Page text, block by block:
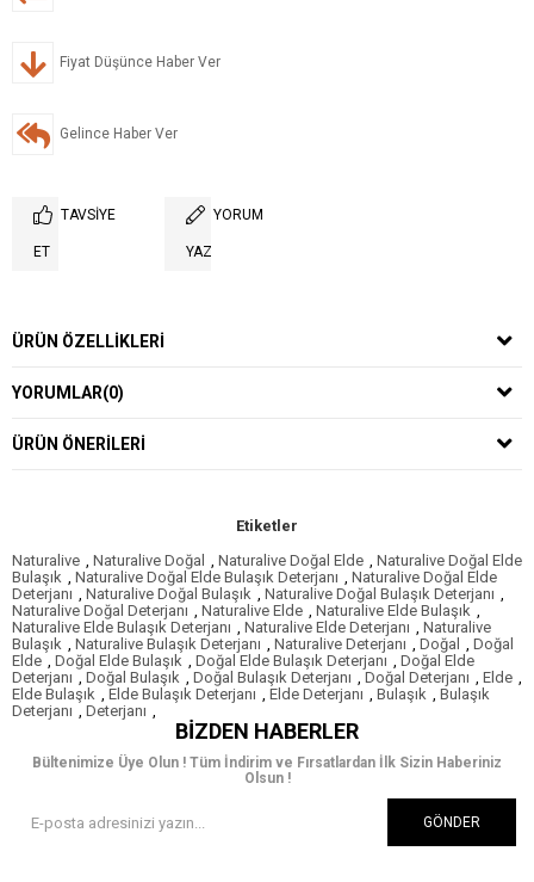
Fiyat Düşünce Haber Ver
Gelince Haber Ver
TAVSIYE
ET
YORUM
YAZ
ÜRÜN ÖZELLIKLERI
YORUMLAR(0)
ÜRÜN ÖNERILERI
Etiketler
Naturalive , Naturalive Doğal , Naturalive Doğal Elde , Naturalive Doğal Elde
Bulaşık , Naturalive Doğal Elde Bulaşık Deterjanı , Naturalive Doğal Elde
Deterjanı , Naturalive Doğal Bulaşık , Naturalive Doğal Bulaşık Deterjanı ,
Naturalive Doğal Deterjanı , Naturalive Elde , Naturalive Elde Bulaşık ,
Naturalive Elde Bulaşık Deterjanı , Naturalive Elde Deterjanı , Naturalive
Bulaşık , Naturalive Bulaşık Deterjanı , Naturalive Deterjanı , Doğal , Doğal
Elde , Doğal Elde Bulaşık , Doğal Elde Bulaşık Deterjanı , Doğal Elde
Deterjanı , Doğal Bulaşık , Doğal Bulaşık Deterjanı , Doğal Deterjanı , Elde ,
Elde Bulaşık , Elde Bulaşık Deterjanı , Elde Deterjanı , Bulaşık , Bulaşık
Deterjanı , Deterjanı ,
BIZDEN HABERLER
Bültenimize Üye Olun ! Tüm İndirim ve Fırsatlardan İlk Sizin Haberiniz
Olsun !
GÖNDER